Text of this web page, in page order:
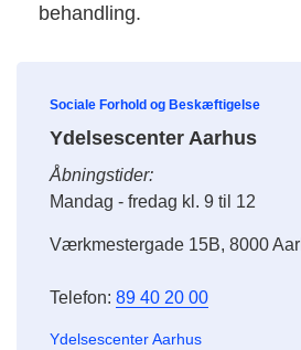
behandling.
Sociale Forhold og Beskæftigelse
Ydelsescenter Aarhus
Åbningstider:
Mandag - fredag kl. 9 til 12
Værkmestergade 15B, 8000
Telefon: 89 40 20 00
Ydelsescenter Aarhus